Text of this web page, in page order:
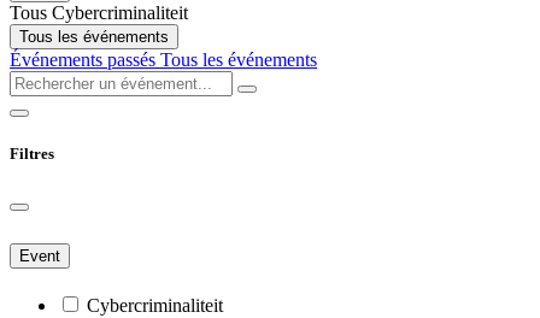
Tous Cybercriminaliteit
Tous les événements
Événements passés Tous les événements
Filtres
Event
Cybercriminaliteit